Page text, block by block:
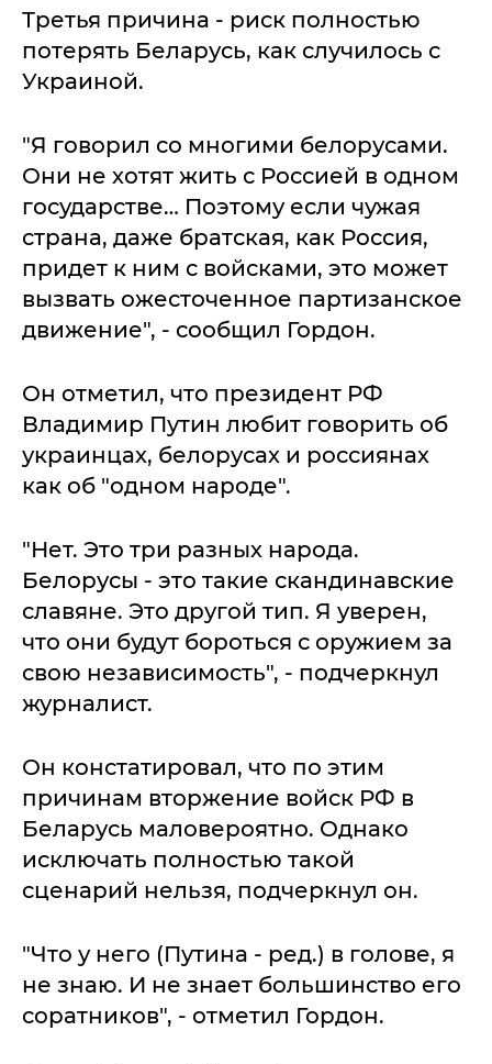
Третья причина - риск полностью
потерять Беларусь, как случилось с
Украиной.
"Я говорил со многими белорусами.
Они не хотят жить с Россией в одном
государстве… Поэтому если чужая
страна, даже братская, как Россия,
придет к ним с войсками, это может
вызвать ожесточенное партизанское
движение", - сообщил Гордон.
Он отметил, что президент РФ
Владимир Путин любит говорить об
украинцах, белорусах и россиянах
как об "одном народе".
"Нет. Это три разных народа.
Белорусы - это такие скандинавские
славяне. Это другой тип. Я уверен,
что они будут бороться с оружием за
свою независимость", - подчеркнул
журналист.
Он констатировал, что по этим
причинам вторжение войск РФ в
Беларусь маловероятно. Однако
исключать полностью такой
сценарий нельзя, подчеркнул он.
"Что у него (Путина - ред.) в голове, я
не знаю. И не знает большинство его
соратников", - отметил Гордон.